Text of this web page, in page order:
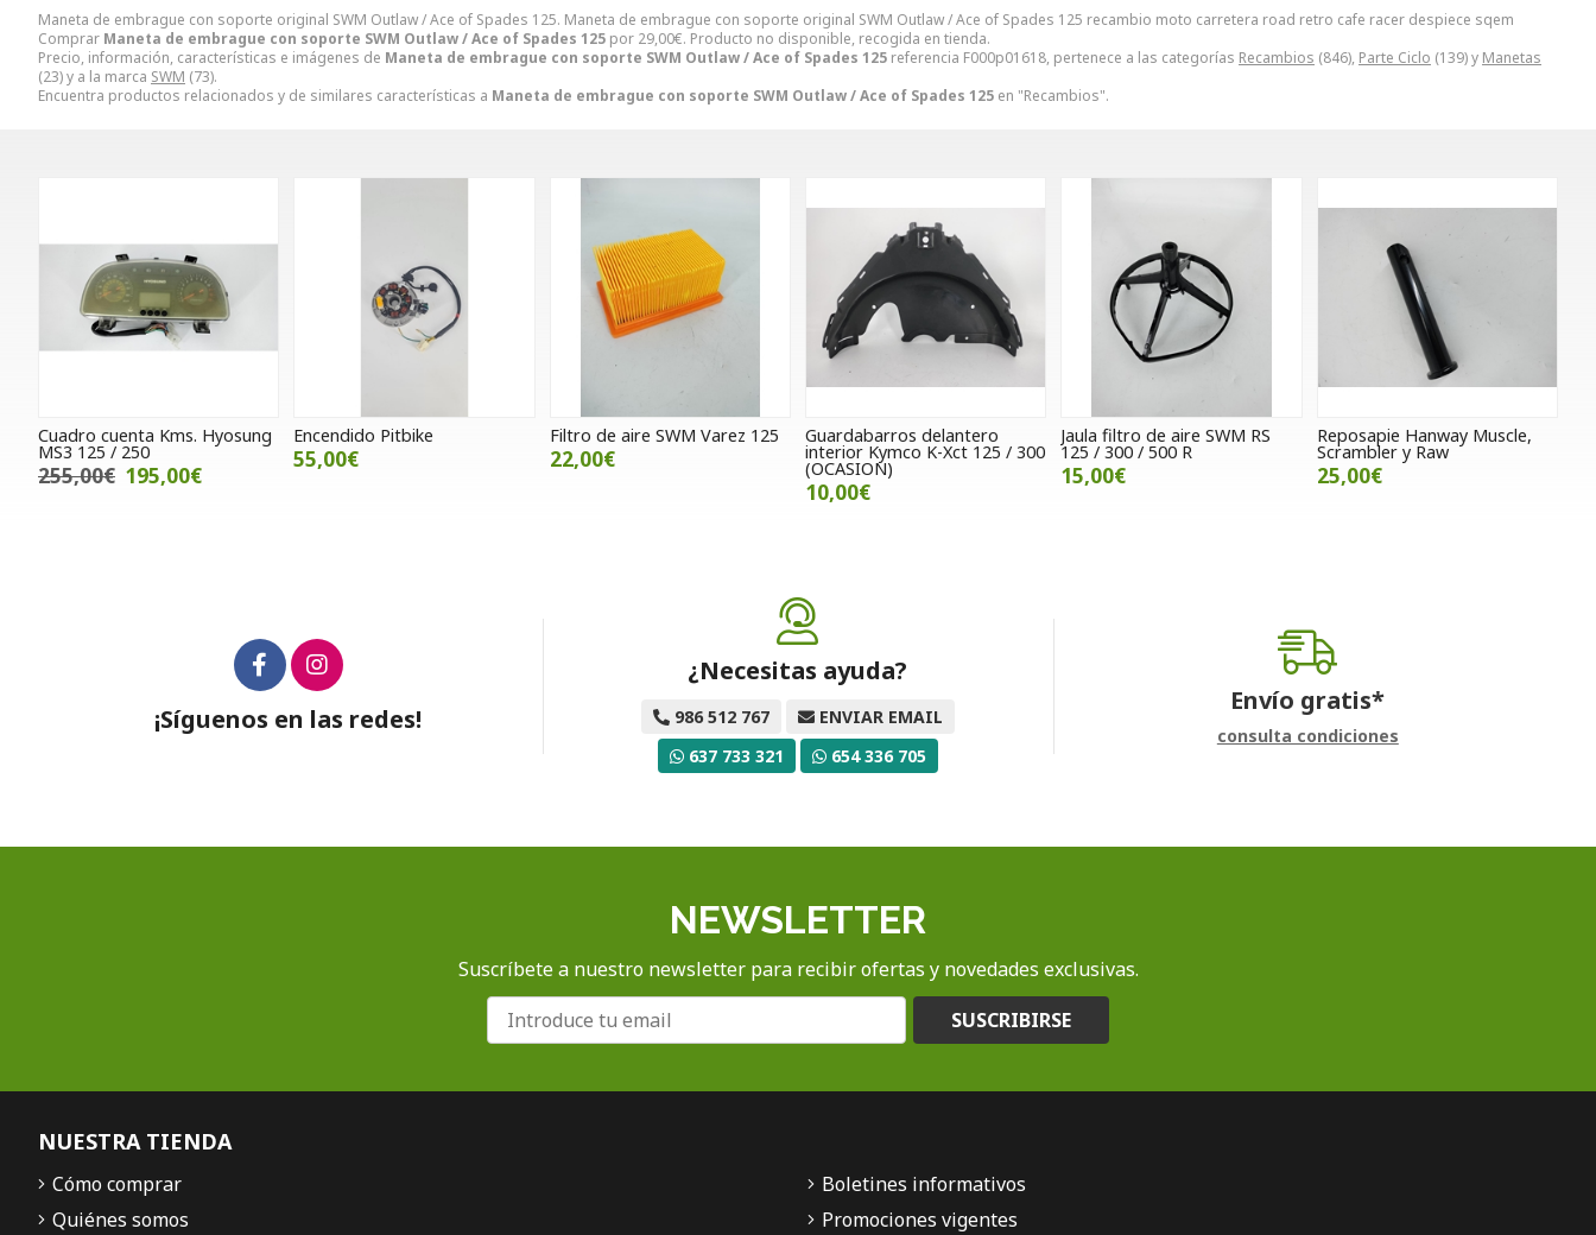
Maneta de embrague con soporte original SWM Outlaw / Ace of Spades 125. Maneta de embrague con soporte original SWM Outlaw / Ace of Spades 125 recambio moto carretera road retro cafe racer despiece sqem
Comprar Maneta de embrague con soporte SWM Outlaw / Ace of Spades 125 por 29,00€. Producto no disponible, recogida en tienda.
Precio, información, características e imágenes de Maneta de embrague con soporte SWM Outlaw / Ace of Spades 125 referencia F000p01618, pertenece a las categorías Recambios (846), Parte Ciclo (139) y Manetas
(23) y a la marca SWM (73).
Encuentra productos relacionados y de similares características a Maneta de embrague con soporte SWM Outlaw / Ace of Spades 125 en "Recambios".
Cuadro cuenta Kms. Hyosung
MS3 125 / 250
255,00€ 195,00€
Encendido Pitbike
55,00€
Filtro de aire SWM Varez 125
22,00€
Guardabarros delantero
interior Kymco K-Xct 125 / 300
(OCASION)
10,00€
Jaula filtro de aire SWM RS
125 / 300 / 500 R
15,00€
Reposapie Hanway Muscle,
Scrambler y Raw
25,00€
¡Síguenos en las redes!
¿Necesitas ayuda?
986 512 767
ENVIAR EMAIL
637 733 321
654 336 705
Envío gratis*
consulta condiciones
NEWSLETTER
Suscríbete a nuestro newsletter para recibir ofertas y novedades exclusivas.
SUSCRIBIRSE
NUESTRA TIENDA
Cómo comprar
Quiénes somos
Boletines informativos
Promociones vigentes